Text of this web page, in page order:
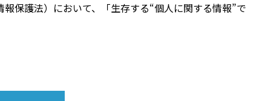
保護法）において、「生存する“個人に関する情報”で